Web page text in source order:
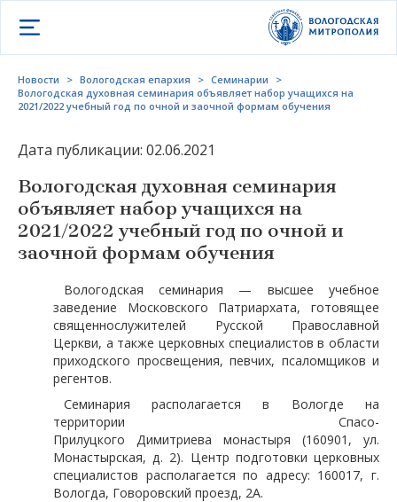
Открыть меню
Новости > Вологодская епархия > Семинарии
>
Вологодская духовная семинария объявляет набор учащихся на
2021/2022 учебный год по очной и заочной формам обучения
Дата публикации: 02.06.2021
Вологодская духовная семинария
объявляет набор учащихся на
2021/2022 учебный год по очной и
заочной формам обучения
Вологодская семинария — высшее учебное
заведение Московского Патриархата, готовящее
священнослужителей Русской Православной
Церкви, а также церковных специалистов в области
приходского просвещения, певчих, псаломщиков и
регентов.
Семинария располагается в Вологде на
территории Спасо-
Прилуцкого Димитриева монастыря (160901, ул.
Монастырская, д. 2). Центр подготовки церковных
специалистов располагается по адресу: 160017, г.
Вологда, Говоровский проезд, 2А.